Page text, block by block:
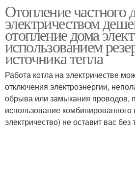
Паровое отопление
Котлы для отопления
Газовое отопление
Отопление частного
электричеством
отопление дома
использованием
источника тепла
Работа котла на электричестве
отключения электроэнергии,
обрыва или замыкания проводов,
использование комбинированного
электричество) не оставит вас